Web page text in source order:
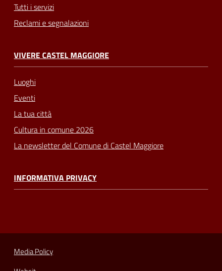
Tutti i servizi
Reclami e segnalazioni
VIVERE CASTEL MAGGIORE
Luoghi
Eventi
La tua città
Cultura in comune 2026
La newsletter del Comune di Castel Maggiore
INFORMATIVA PRIVACY
Media Policy